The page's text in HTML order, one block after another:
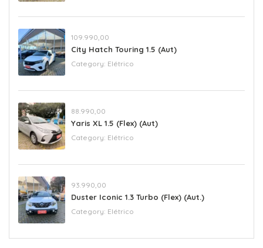
109.990,00
City Hatch Touring 1.5 (Aut)
Category: Elétrico
88.990,00
Yaris XL 1.5 (Flex) (Aut)
Category: Elétrico
93.990,00
Duster Iconic 1.3 Turbo (Flex) (Aut.)
Category: Elétrico